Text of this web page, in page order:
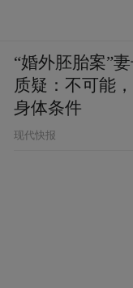
“婚外胚胎案”
质疑：不可能
身体条件
现代快报